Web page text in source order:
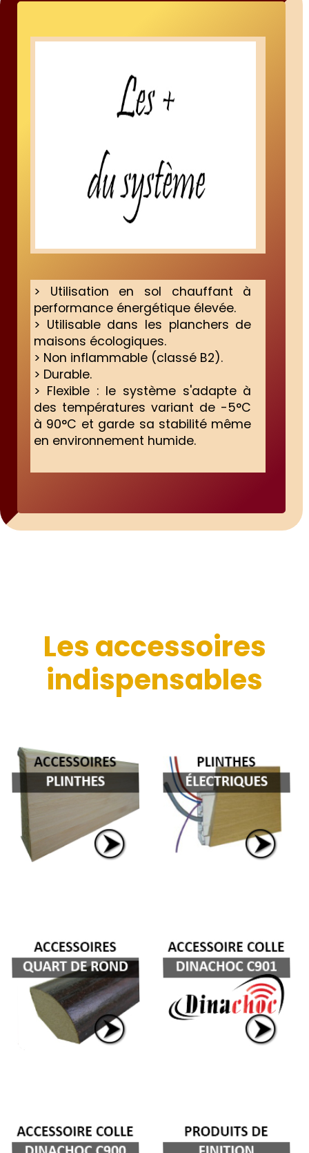
> Utilisation en sol chauffant à
performance énergétique élevée.
> Utilisable dans les planchers de
maisons écologiques.
> Non inflammable (classé B2).
> Durable.
> Flexible : le système s'adapte à
des températures variant de -5°C
à 90°C et garde sa stabilité même
en environnement humide.
Les accessoires
indispensables